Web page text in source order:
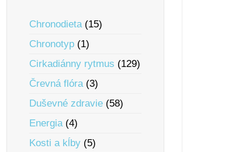
Chronodieta(15)
Chronotyp (1)
Cirkadiánny rytmus (129)
Črevná flóra(3)
Duševné zdravie (58)
Energia(4)
Kosti a kĺby (5)